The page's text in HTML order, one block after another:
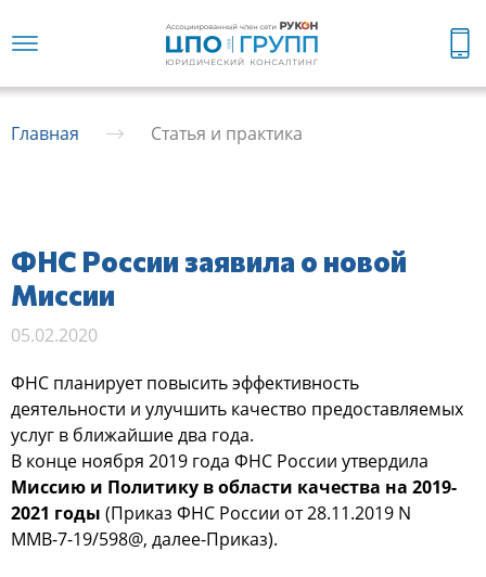
Главная Статья и практика
ФНС России заявила о новой
Миссии
05.02.2020
ФНС планирует повысить эффективность
деятельности и улучшить качество предоставляемых
услуг в ближайшие два года.
В конце ноября 2019 года ФНС России утвердила
Миссию и Политику в области качества на 2019-
2021 годы (Приказ ФНС России от 28.11.2019 N
ММВ-7-19/598@, далее-Приказ).